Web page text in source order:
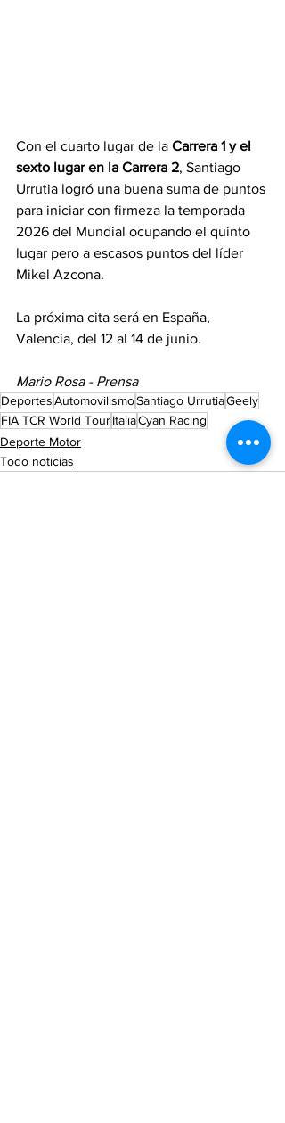
Con el cuarto lugar de la Carrera 1 y el
sexto lugar en la Carrera 2, Santiago
Urrutia logró una buena suma de puntos
para iniciar con firmeza la temporada
2026 del Mundial ocupando el quinto
lugar pero a escasos puntos del líder
Mikel Azcona.
La próxima cita será en España,
Valencia, del 12 al 14 de junio.
Mario Rosa - Prensa
DeportesAutomovilismoSantiago UrrutiaGeely
FIA TCR World TourItaliaCyan Racing
Deporte Motor
Todo noticias